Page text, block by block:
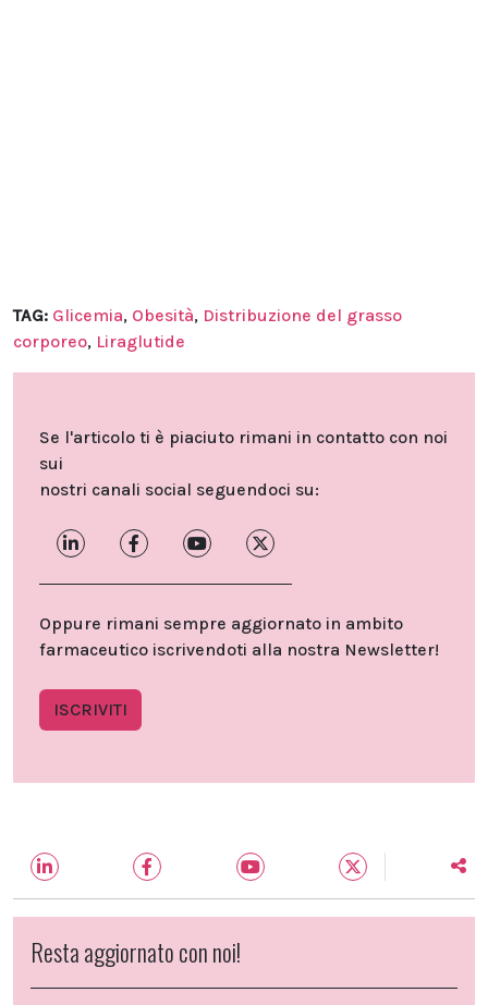
TAG: Glicemia, Obesità, Distribuzione del grasso
corporeo, Liraglutide
Se l'articolo ti è piaciuto rimani in contatto con noi
sui
nostri canali social seguendoci su:
Oppure rimani sempre aggiornato in ambito
farmaceutico iscrivendoti alla nostra Newsletter!
ISCRIVITI
Resta aggiornato con noi!